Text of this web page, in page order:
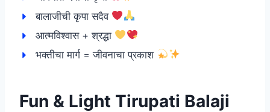
बालाजीची कृपा सदैव
आत्मविश्वास + श्रद्धा
भक्तीचा मार्ग = जीवनाचा प्रकाश
Fun & Light Tirupati Balaji